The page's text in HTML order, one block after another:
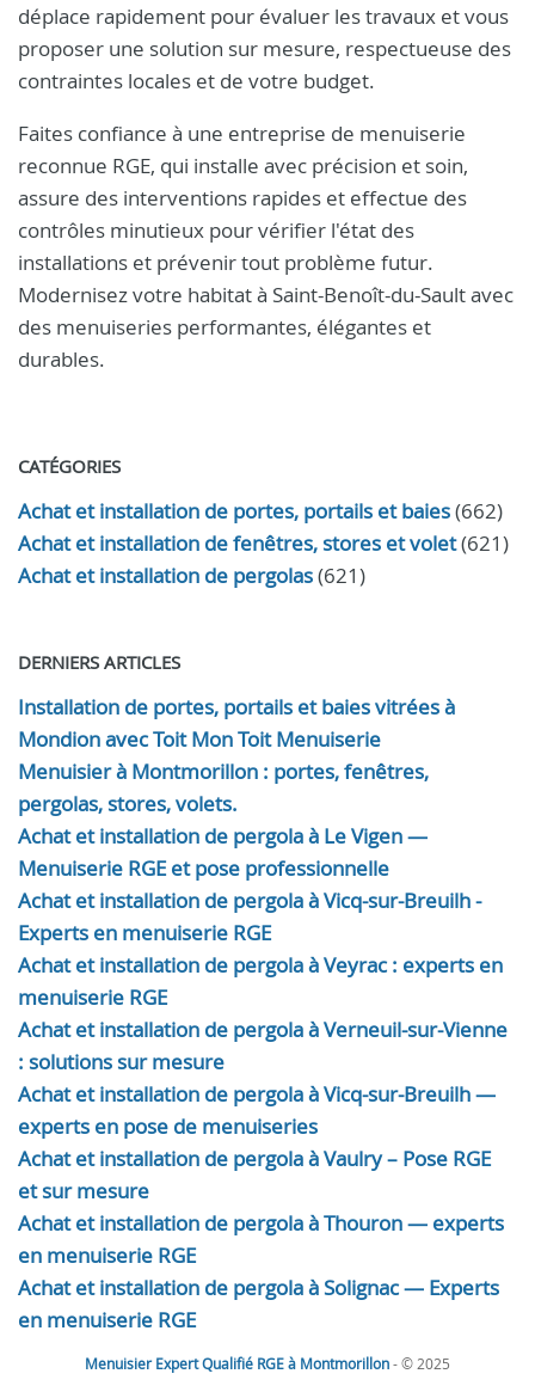
déplace rapidement pour évaluer les travaux et vous
proposer une solution sur mesure, respectueuse des
contraintes locales et de votre budget.
Faites confiance à une entreprise de menuiserie
reconnue RGE, qui installe avec précision et soin,
assure des interventions rapides et effectue des
contrôles minutieux pour vérifier l'état des
installations et prévenir tout problème futur.
Modernisez votre habitat à Saint-Benoît-du-Sault avec
des menuiseries performantes, élégantes et
durables.
CATÉGORIES
Achat et installation de portes, portails et baies(662)
Achat et installation de fenêtres, stores et volet(621)
Achat et installation de pergolas(621)
DERNIERS ARTICLES
Installation de portes, portails et baies vitrées à
Mondion avec Toit Mon Toit Menuiserie
Menuisier à Montmorillon : portes, fenêtres,
pergolas, stores, volets.
Achat et installation de pergola à Le Vigen —
Menuiserie RGE et pose professionnelle
Achat et installation de pergola à Vicq-sur-Breuilh -
Experts en menuiserie RGE
Achat et installation de pergola à Veyrac : experts en
menuiserie RGE
Achat et installation de pergola à Verneuil-sur-Vienne
: solutions sur mesure
Achat et installation de pergola à Vicq-sur-Breuilh —
experts en pose de menuiseries
Achat et installation de pergola à Vaulry – Pose RGE
et sur mesure
Achat et installation de pergola à Thouron — experts
en menuiserie RGE
Achat et installation de pergola à Solignac — Experts
en menuiserie RGE
Menuisier Expert Qualifié RGE à Montmorillon- © 2025